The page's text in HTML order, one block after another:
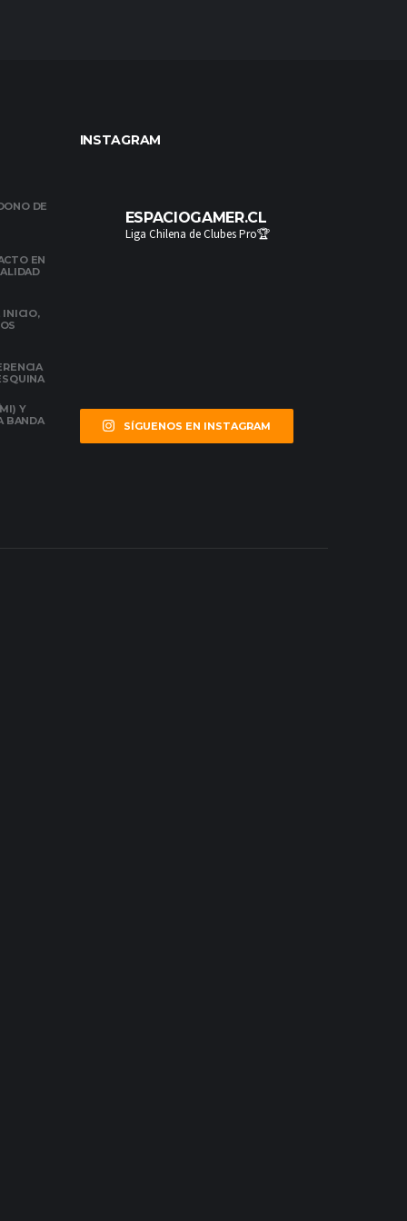
DE
EN
INICIO,
Y
BANDA
INSTAGRAM
ESPACIOGAMER.CL
Liga Chilena de Clubes Pro🏆
SÍGUENOS EN INSTAGRAM